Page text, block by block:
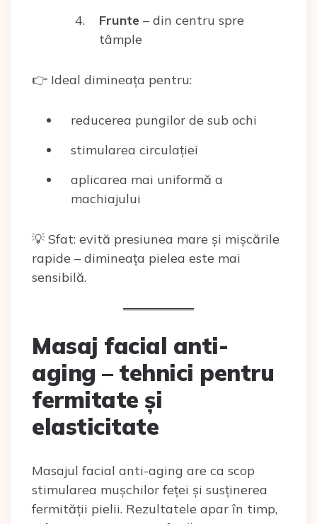
Frunte – din centru spre
tâmple
👉 Ideal dimineața pentru:
reducerea pungilor de sub ochi
stimularea circulației
aplicarea mai uniformă a
machiajului
💡 Sfat: evită presiunea mare și mișcările
rapide – dimineața pielea este mai
sensibilă.
Masaj facial anti-
aging – tehnici pentru
fermitate și
elasticitate
Masajul facial anti-aging are ca scop
stimularea mușchilor feței și susținerea
fermității pielii. Rezultatele apar în timp,